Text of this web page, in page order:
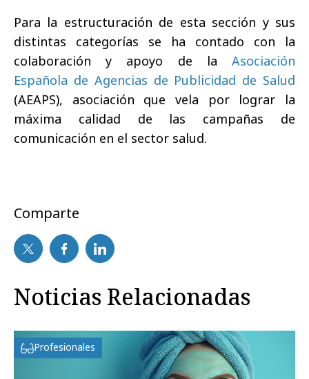
Para la estructuración de esta sección y sus
distintas categorías se ha contado con la
colaboración y apoyo de la Asociación
Española de Agencias de Publicidad de Salud
(AEAPS), asociación que vela por lograr la
máxima calidad de las campañas de
comunicación en el sector salud.
Comparte
Noticias Relacionadas
Profesionales